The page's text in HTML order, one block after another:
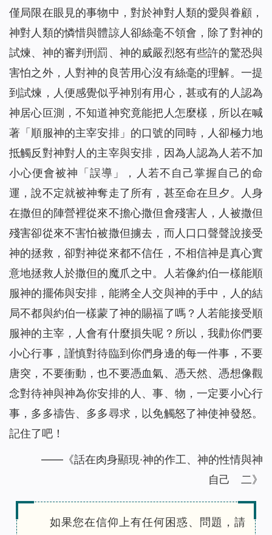
僅局限在眼見的事物中，對於神對人類的愛與眷顧，
神對人類的憐惜與體諒人卻絲毫不領會，除了對神的
試煉、神的審判刑罰、神的威嚴烈怒有些許的驚恐與
害怕之外，人對神的良苦用心沒有絲毫的理解。一提
到試煉，人便感覺似乎神別有用心，甚或有的人認為
神居心叵測，不知道神究竟能把人怎麼樣，所以在喊
著「順服神的主宰安排」的口號的同時，人卻極力地
抵觸反對神對人的主宰與安排，因為人認為人若不加
小心便會被神「誤導」，人若不自己掌握自己的命
運，說不定就被神奪走了所有，甚至命在旦夕。人身
在撒但的陣營裡從來不擔心撒但會殘害人，人被撒但
殘害卻從來不害怕被撒但擄去，而人口口聲聲說接受
神的拯救，卻對神從來都不信任，不相信神是真心實
意地拯救人於撒但的魔爪之中。人若像約伯一樣能順
服神的擺佈與安排，能將全人交與神的手中，人的結
局不都與約伯一樣蒙了神的賜福了嗎？人若能接受順
服神的主宰，人會有什麼損失呢？所以，我勸你們要
小心行事，謹慎對待臨到你們身邊的每一件事，不要
唐突，不要衝動，也不要憑血氣、憑天然、憑想像觀
念對待神與神為你安排的人、事、物，一定要小心行
事，多多禱告、多多尋求，以免觸怒了神使神發怒。
記住了吧！
——《話在肉身顯現·神的作工、神的性情與神
自己 二》
如果您在信仰上有任何困惑、問題，請